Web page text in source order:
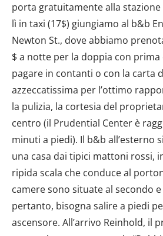
porta gratuitamente alla stazione
lì in taxi (17$) giungiamo al b&b
Newton St., dove abbiamo
$ a notte per la doppia con prima
pagare in contanti o con la carta
azzeccatissima per l’ottimo
la pulizia, la cortesia del
centro (il Prudential Center è
minuti a piedi). Il b&b all’esterno
una casa dai tipici mattoni rossi,
ripida scala che conduce al
camere sono situate al secondo
pertanto, bisogna salire a piedi
ascensore. All’arrivo Reinhold, il